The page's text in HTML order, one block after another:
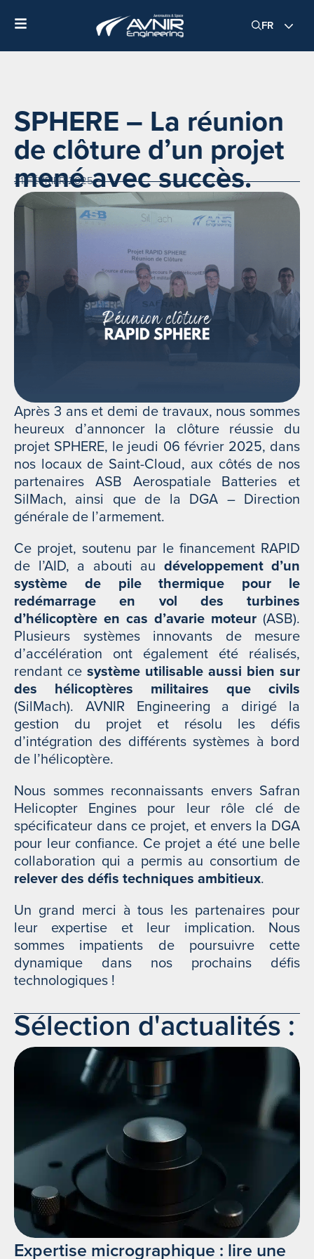
FR
SPHERE – La réunion
de clôture d’un projet
mené avec succès.
21 FÉVRIER 2025
Après 3 ans et demi de travaux, nous sommes
heureux d’annoncer la clôture réussie du
projet SPHERE, le jeudi 06 février 2025, dans
nos locaux de Saint-Cloud, aux côtés de nos
partenaires ASB Aerospatiale Batteries et
SilMach, ainsi que de la DGA – Direction
générale de l’armement.
Ce projet, soutenu par le financement RAPID
de l’AID, a abouti au développement d’un
système de pile thermique pour le
redémarrage en vol des turbines
d’hélicoptère en cas d’avarie moteur (ASB).
Plusieurs systèmes innovants de mesure
d’accélération ont également été réalisés,
rendant ce système utilisable aussi bien sur
des hélicoptères militaires que civils
(SilMach). AVNIR Engineering a dirigé la
gestion du projet et résolu les défis
d’intégration des différents systèmes à bord
de l’hélicoptère.
Nous sommes reconnaissants envers Safran
Helicopter Engines pour leur rôle clé de
spécificateur dans ce projet, et envers la DGA
pour leur confiance. Ce projet a été une belle
collaboration qui a permis au consortium de
relever des défis techniques ambitieux.
Un grand merci à tous les partenaires pour
leur expertise et leur implication. Nous
sommes impatients de poursuivre cette
dynamique dans nos prochains défis
technologiques !
Sélection d'actualités :
Expertise micrographique : lire une